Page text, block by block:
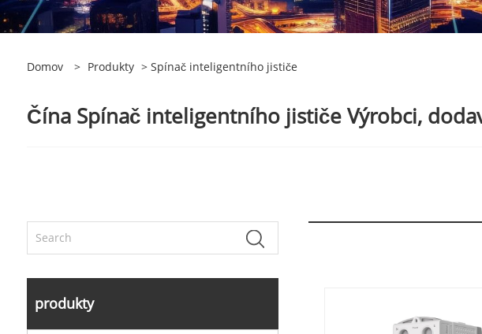
Domov > Produkty > Spínač inteligentního jističe
Čína Spínač inteligentního jističe Výrobci,
produkty